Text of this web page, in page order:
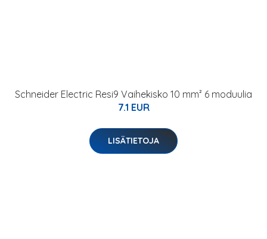
Schneider Electric Resi9 Vaihekisko 10 mm² 6 moduulia
7.1 EUR
LISÄTIETOJA